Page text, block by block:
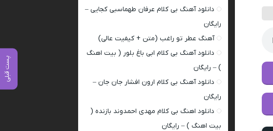
پست قبلی
دانلود آهنگ بی کلام عرفان طهماسبی کجایی –
رایگان
آهنگ عطر تو راغب (متن + کیفیت عالی)
دانلود آهنگ بی کلام ابی باغ بلور ( بیت اهنگ
) – رایگان
دانلود آهنگ بی کلام ارون افشار جان جان –
رایگان
دانلود اهنگ بی کلام مهدی احمدوند بازنده (
بیت اهنگ ) – رایگان